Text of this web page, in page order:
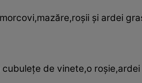
şi ardei
de vinete,o